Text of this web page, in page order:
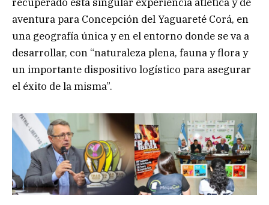
aventura para Concepción del Yaguareté Corá, en
una geografía única y en el entorno donde se va a
desarrollar, con “naturaleza plena, fauna y flora y
un importante dispositivo logístico para asegurar
el éxito de la misma”.